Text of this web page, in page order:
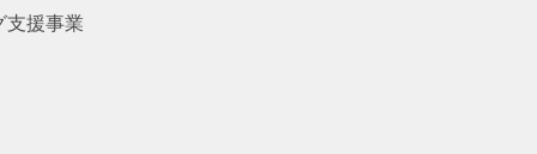
支援事業